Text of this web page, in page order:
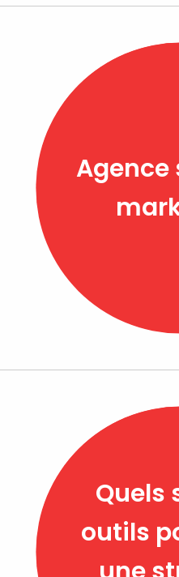
Quels
outils